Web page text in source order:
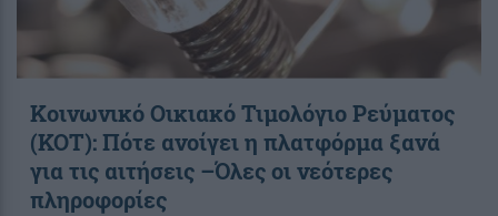
Κοινωνικό Οικιακό Τιμολόγιο Ρεύματος
(ΚΟΤ): Πότε ανοίγει η πλατφόρμα ξανά
για τις αιτήσεις –Όλες οι νεότερες
πληροφορίες